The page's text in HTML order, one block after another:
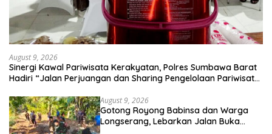
August 9, 2026
Sinergi Kawal Pariwisata Kerakyatan, Polres Sumbawa Barat
Hadiri “Jalan Perjuangan dan Sharing Pengelolaan Pariwisata
August 9, 2026
Gotong Royong Babinsa dan Warga
Longserang, Lebarkan Jalan Buka